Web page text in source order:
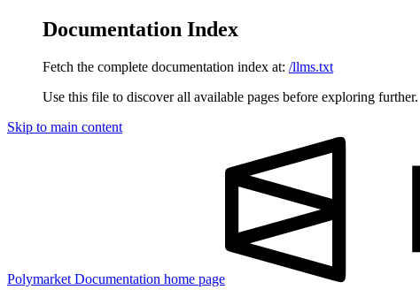
Documentation Index
Fetch the complete documentation index at: /llms.txt
Use this file to discover all available pages before exploring further.
Skip to main content
Polymarket Documentation home page